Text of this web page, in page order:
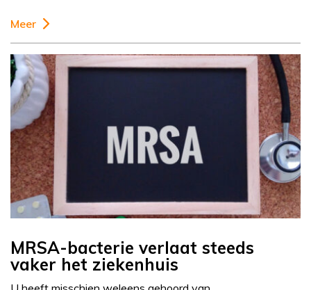
Meer
MRSA-bacterie verlaat steeds
vaker het ziekenhuis